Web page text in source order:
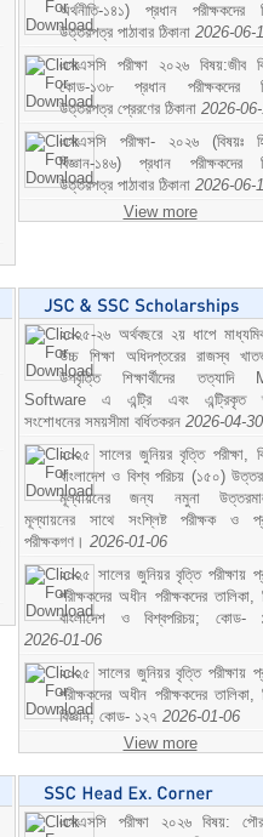
অর্থনীতি-১৪১) প্রধান পরীক্ষকদের
উত্তরপত্র পাঠাবার ঠিকানা 2026-06-
এসএসসি পরীক্ষা ২০২৬ বিষয়:জীব
কোড-১৩৮ প্রধান পরীক্ষকদের
উত্তরপত্র প্রেরণের ঠিকানা 2026-
এসএসসি পরীক্ষা- ২০২৬ (বিষয়ঃ
বিজ্ঞান-১৪৬) প্রধান পরীক্ষকদের
উত্তরপত্র পাঠাবার ঠিকানা 2026-06-
View more
২০২৫-২৬ অর্থবছরে ২য় ধাপে
উচ্চ শিক্ষা অধিদপ্তরের রাজস্ব
উপবৃত্তি শিক্ষার্থীদের তত্যাদি
Software এ এন্ট্রি এবং এন্ট্রিকৃত
সংশোধনের সময়সীমা বর্ধিতকরন 2026-04-30
২০২৫ সালের জুনিয়র বৃত্তি পরীক্ষা,
বাংলাদেশ ও বিশ্ব পরিচয় (১৫০)
মূল্যায়নের জন্য নমুনা
মূল্যায়নের সাথে সংশ্লিষ্ট পরীক্ষক ও
পরীক্ষকগণ। 2026-01-06
২০২৫ সালের জুনিয়র বৃত্তি পরীক্ষায়
পরীক্ষকদের অধীন পরীক্ষকদের তালিকা,
বাংলাদেশ ও বিশ্বপরিচয়; কোড-
2026-01-06
২০২৫ সালের জুনিয়র বৃত্তি পরীক্ষায়
পরীক্ষকদের অধীন পরীক্ষকদের তালিকা,
বিজ্ঞান; কোড- ১২৭ 2026-01-06
View more
এসএসসি পরীক্ষা ২০২৬ বিষয়: